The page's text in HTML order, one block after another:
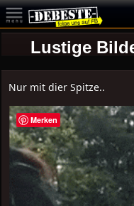
Lustige
Nur mit dier Spitze..
Merken